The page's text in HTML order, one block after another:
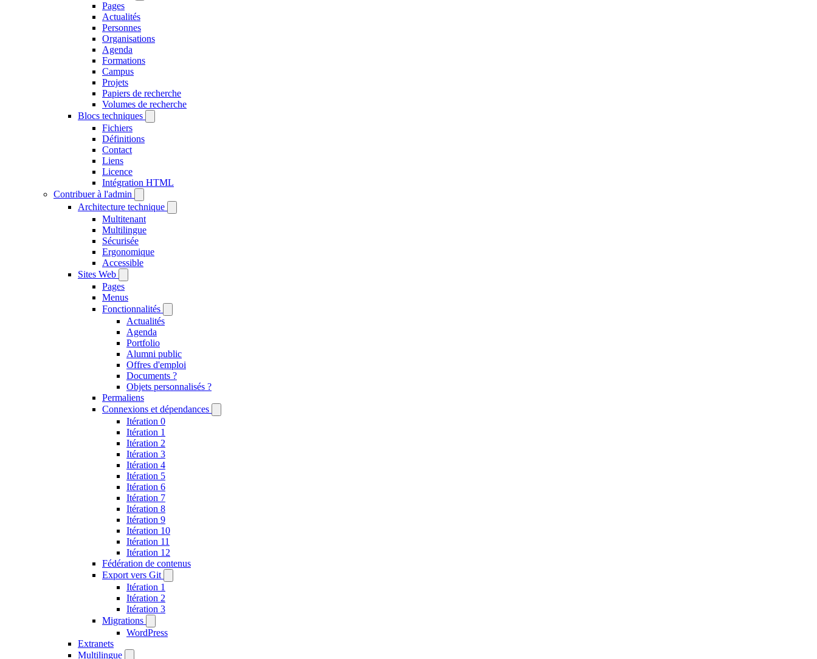
Pages
Actualités
Personnes
Organisations
Agenda
Formations
Campus
Projets
Papiers de recherche
Volumes de recherche
Blocs techniques
Fichiers
Définitions
Contact
Liens
Licence
Intégration HTML
Contribuer à l'admin
Architecture technique
Multitenant
Multilingue
Sécurisée
Ergonomique
Accessible
Sites Web
Pages
Menus
Fonctionnalités
Actualités
Agenda
Portfolio
Alumni public
Offres d'emploi
Documents ?
Objets personnalisés ?
Permaliens
Connexions et dépendances
Itération 0
Itération 1
Itération 2
Itération 3
Itération 4
Itération 5
Itération 6
Itération 7
Itération 8
Itération 9
Itération 10
Itération 11
Itération 12
Fédération de contenus
Export vers Git
Itération 1
Itération 2
Itération 3
Migrations
WordPress
Extranets
Multilingue